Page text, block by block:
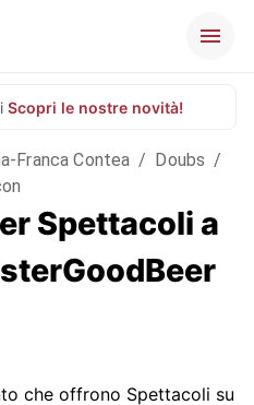
Scopri le nostre novità!
Franca Contea / Doubs /
Spettacoli a
che offrono Spettacoli su